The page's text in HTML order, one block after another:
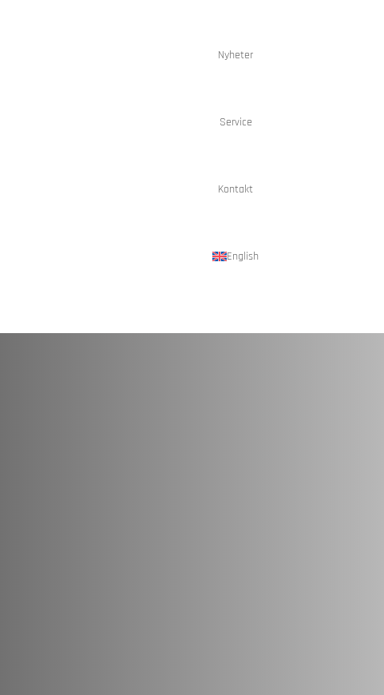
Nyheter
Service
Kontakt
English